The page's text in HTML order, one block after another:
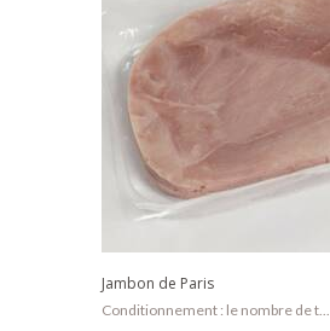
Jambon de Paris
Conditionnement : le nombre de t...